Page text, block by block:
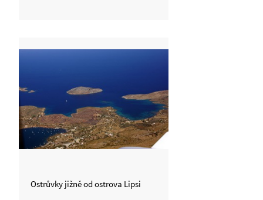
Ostrůvky jižně od ostrova Lipsi